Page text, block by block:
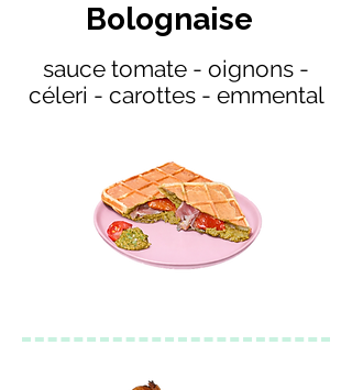
Bolognaise
sauce tomate - oignons -
céleri - carottes - emmental